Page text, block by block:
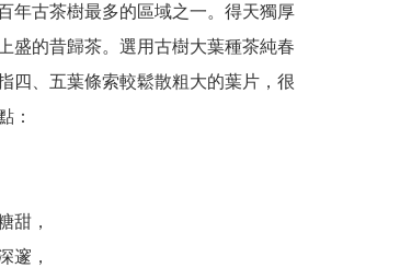
年古茶樹最多的區域之一。得天獨厚
盛的昔歸茶。選用古樹大葉種茶純春
四、五葉條索較鬆散粗大的葉片，很
：
甜，
邃，